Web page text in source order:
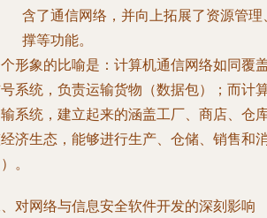
含了通信网络，并向上拓展了资源管
撑等功能。
形象的比喻是：计算机通信网络如同覆
系统，负责运输货物（数据包）；而计
系统，建立起来的涵盖工厂、商店、仓
济生态，能够进行生产、仓储、销售和
。
对网络与信息安全软件开发的深刻影响